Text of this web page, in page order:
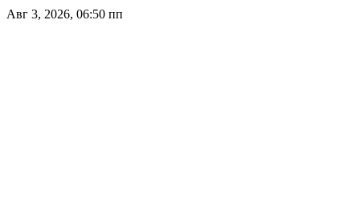
Авг 3, 2026, 06:50 пп